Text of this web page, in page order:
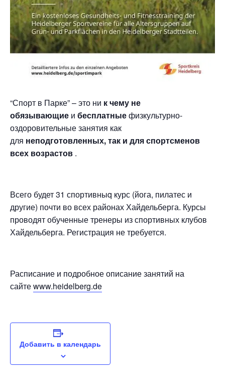
“Спорт в Парке” – это ни к чему не
обязывающие и бесплатныефизкультурно-
оздоровительные занятия как
для неподготовленных, так и для спортсменов
всех возрастов .
Всего будет 31 спортивныq курс (йога, пилатес и
другие) почти во всех районах Хайдельберга. Курсы
проводят обученные тренеры из спортивных клубов
Хайдельберга. Регистрация не требуется.
Расписание и подробное описание занятий на
сайтеwww.heidelberg.de
Добавить в календарь